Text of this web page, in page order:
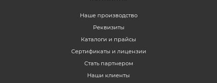
Наше производство
Реквизиты
Каталоги и прайсы
Сертификаты и лицензии
Стать партнером
Наши клиенты